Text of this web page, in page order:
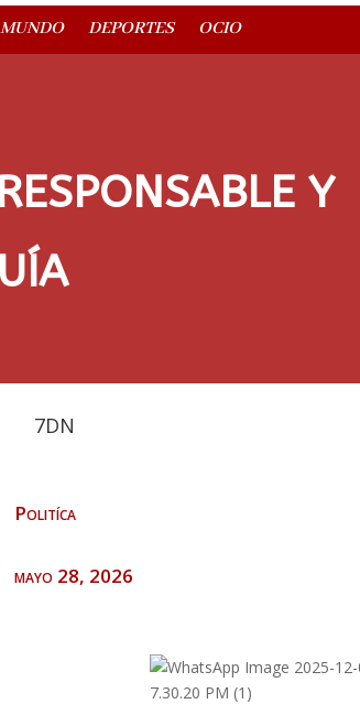
MUNDO DEPORTES OCIO
Y
7DN
Politíca
mayo 28, 2026